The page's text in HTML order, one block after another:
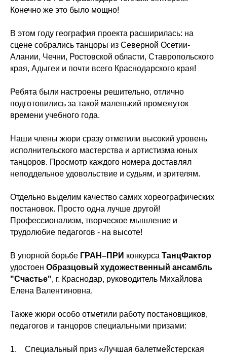
Конечно же это было мощно!
В этом году география проекта расширилась: на
сцене собрались танцоры из Северной Осетии-
Алании, Чечни, Ростовской области, Ставропольского
края, Адыгеи и почти всего Краснодарского края!
Ребята были настроены решительно, отлично
подготовились за такой маленький промежуток
времени учебного года.
Наши члены жюри сразу отметили высокий уровень
исполнительского мастерства и артистизма юных
танцоров. Просмотр каждого номера доставлял
неподдельное удовольствие и судьям, и зрителям.
Отдельно выделим качество самих хореографических
постановок. Просто одна лучше другой!
Профессионализм, творческое мышление и
трудолюбие педагогов - на высоте!
В упорной борьбе ГРАН–ПРИ конкурса ТанцФактор
удостоен Образцовый художественный ансамбль
"Счастье", г. Краснодар, руководитель Михайлова
Елена Валентиновна.
Также жюри особо отметили работу постановщиков,
педагогов и танцоров специальными призами:
1. Специальный приз «Лучшая балетмейстерская